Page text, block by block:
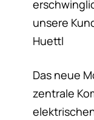
unsere
Huettl
Das neue
zentrale